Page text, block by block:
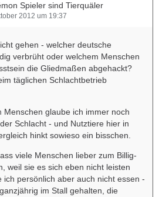
Spieler sind Tierquäler
2012 um 19:37
gehen - welcher deutsche
verbrüht oder welchem Menschen
die Gliedmaßen abgehackt?
täglichen Schlachtbetrieb
Menschen glaube ich immer noch
Schlacht - und Nutztiere hier in
hinkt sowieso ein bisschen.
viele Menschen lieber zum Billig-
weil sie es sich eben nicht leisten
ich persönlich aber auch nicht essen -
im Stall gehalten, die